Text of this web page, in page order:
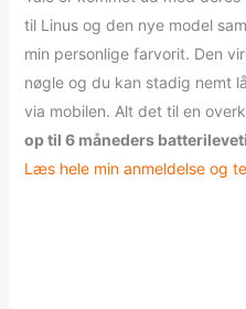
til Linus og den nye model
min personlige farvorit. Den
nøgle og du kan stadig nemt
via mobilen. Alt det til en
op til 6 måneders
Læs hele min anmeldelse og